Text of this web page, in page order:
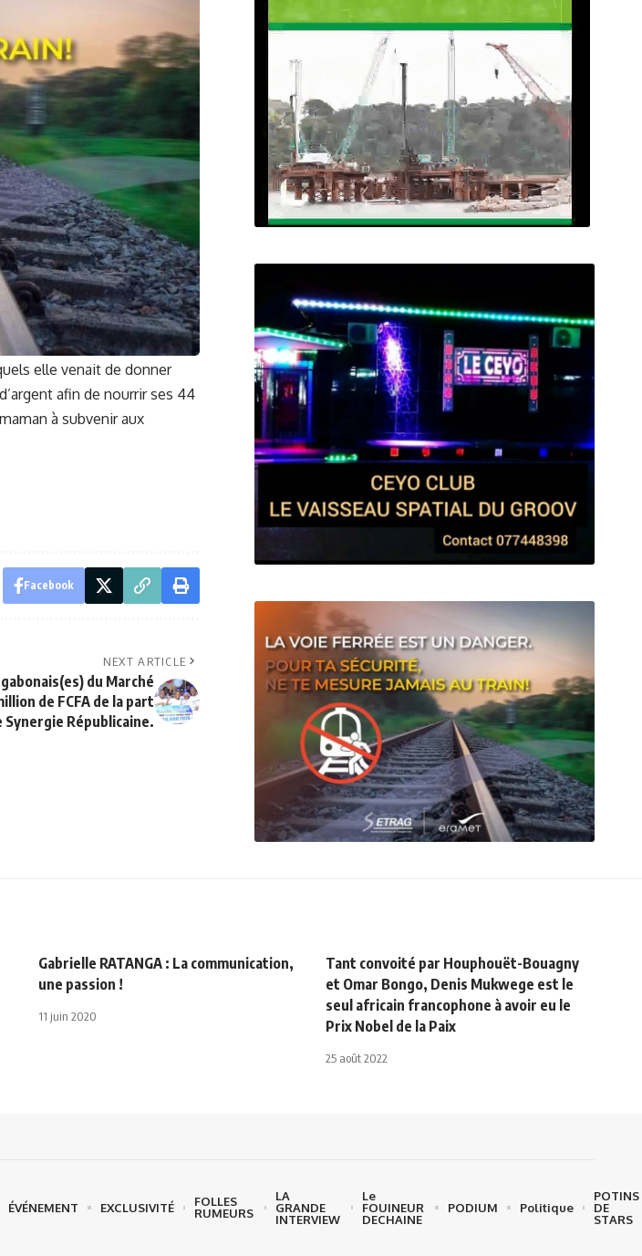
elle venait de donner
afin de nourrir ses 44
à subvenir aux
Facebook
NEXT ARTICLE
du Marché
de FCFA de la part
Synergie Républicaine.
Gabrielle RATANGA : La communication,
une passion !
11 juin 2020
Tant convoité par Houphouët-Bouagny
et Omar Bongo, Denis Mukwege est le
seul africain francophone à avoir eu le
Prix Nobel de la Paix
25 août 2022
ÉVÉNEMENT EXCLUSIVITÉ
FOLLES
RUMEURS
LA
GRANDE
INTERVIEW
Le
FOUINEUR
DECHAINE
PODIUM Politique
POTINS
DE
STARS